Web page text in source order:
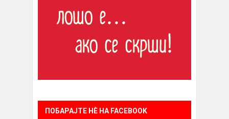
ПОБАРАЈТЕ НÈ НА FACEBOOK